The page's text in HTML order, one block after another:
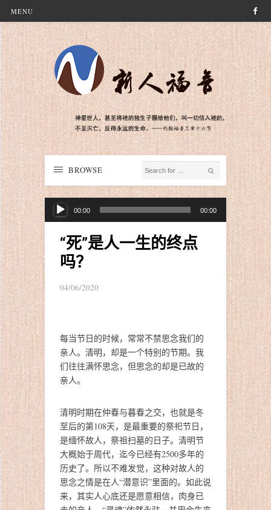
MENU
BROWSE
00:00 00:00
“死”是人一生的终点
吗？
04/06/2020
每当节日的时候，常常不禁思念我们的
亲人。清明，却是一个特别的节期。我
们往往满怀思念，但思念的却是已故的
亲人。
清明时期在仲春与暮春之交，也就是冬
至后的第108天，是最重要的祭祀节日，
是缅怀故人，祭祖扫墓的日子。清明节
大概始于周代，迄今已经有2500多年的
历史了。所以不难发觉，这种对故人的
思念之情是在人“潜意识”里面的。如此说
来，其实人心底还是愿意相信，肉身已